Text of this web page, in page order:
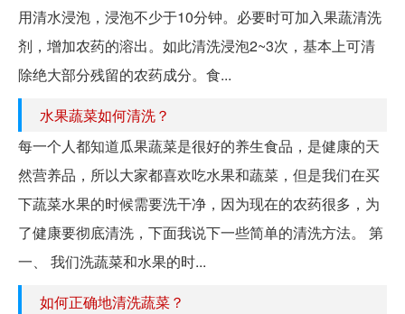
用清水浸泡，浸泡不少于10分钟。必要时可加入果蔬清洗
剂，增加农药的溶出。如此清洗浸泡2~3次，基本上可清
除绝大部分残留的农药成分。食...
水果蔬菜如何清洗？
每一个人都知道瓜果蔬菜是很好的养生食品，是健康的天
然营养品，所以大家都喜欢吃水果和蔬菜，但是我们在买
下蔬菜水果的时候需要洗干净，因为现在的农药很多，为
了健康要彻底清洗，下面我说下一些简单的清洗方法。 第
一、 我们洗蔬菜和水果的时...
如何正确地清洗蔬菜？